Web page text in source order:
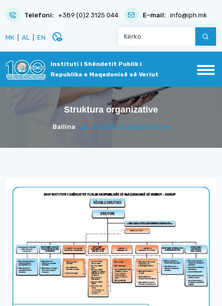
Telefoni: +389 (0)2 3125 044 E-mail: info@iph.mk
МК AL EN disabled_visible
Instituti i Shëndetit Publik i
Republika e Maqedonisë së Veriut
Struktura organizative
Ballina Struktura organizative